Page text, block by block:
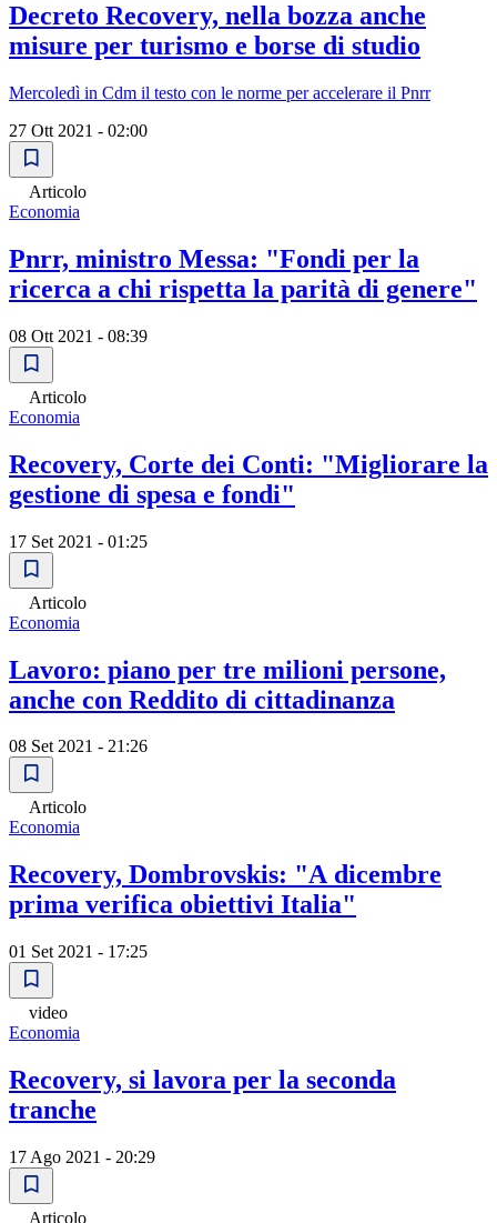
Decreto Recovery, nella bozza anche
misure per turismo e borse di studio
Mercoledì in Cdm il testo con le norme per accelerare il Pnrr
27 Ott 2021 - 02:00
Articolo
Economia
Pnrr, ministro Messa: "Fondi per la
ricerca a chi rispetta la parità di genere"
08 Ott 2021 - 08:39
Articolo
Economia
Recovery, Corte dei Conti: "Migliorare la
gestione di spesa e fondi"
17 Set 2021 - 01:25
Articolo
Economia
Lavoro: piano per tre milioni persone,
anche con Reddito di cittadinanza
08 Set 2021 - 21:26
Articolo
Economia
Recovery, Dombrovskis: "A dicembre
prima verifica obiettivi Italia"
01 Set 2021 - 17:25
video
Economia
Recovery, si lavora per la seconda
tranche
17 Ago 2021 - 20:29
Articolo